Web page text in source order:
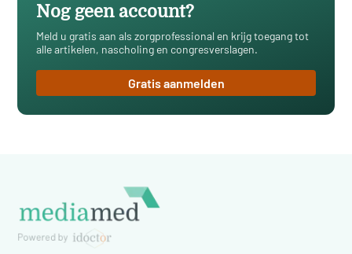
Nog geen account?
Meld u gratis aan als zorgprofessional en krijg toegang tot
alle artikelen, nascholing en congresverslagen.
Gratis aanmelden